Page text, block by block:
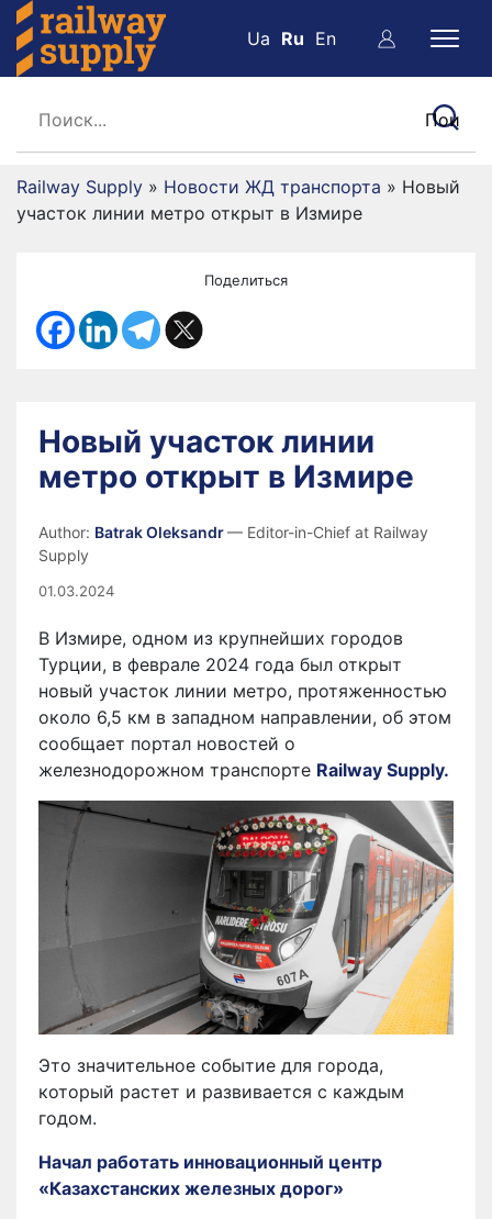
Ua Ru En
Railway Supply » Новости ЖД транспорта » Новый
участок линии метро открыт в Измире
Поделиться
Новый участок линии
метро открыт в Измире
Author: Batrak Oleksandr— Editor-in-Chief at Railway
Supply
01.03.2024
В Измире, одном из крупнейших городов
Турции, в феврале 2024 года был открыт
новый участок линии метро, протяженностью
около 6,5 км в западном направлении, об этом
сообщает портал новостей о
железнодорожном транспорте Railway Supply.
Это значительное событие для города,
который растет и развивается с каждым
годом.
Начал работать инновационный центр
«Казахстанских железных дорог»